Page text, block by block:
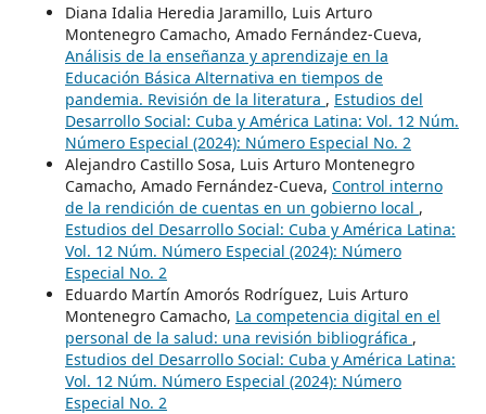
Diana Idalia Heredia Jaramillo, Luis Arturo
Montenegro Camacho, Amado Fernández-Cueva,
Análisis de la enseñanza y aprendizaje en la
Educación Básica Alternativa en tiempos de
pandemia. Revisión de la literatura , Estudios del
Desarrollo Social: Cuba y América Latina: Vol. 12 Núm.
Número Especial (2024): Número Especial No. 2
Alejandro Castillo Sosa, Luis Arturo Montenegro
Camacho, Amado Fernández-Cueva, Control interno
de la rendición de cuentas en un gobierno local ,
Estudios del Desarrollo Social: Cuba y América Latina:
Vol. 12 Núm. Número Especial (2024): Número
Especial No. 2
Eduardo Martín Amorós Rodríguez, Luis Arturo
Montenegro Camacho, La competencia digital en el
personal de la salud: una revisión bibliográfica ,
Estudios del Desarrollo Social: Cuba y América Latina:
Vol. 12 Núm. Número Especial (2024): Número
Especial No. 2